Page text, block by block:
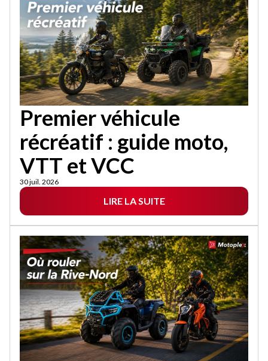
Premier véhicule
récréatif : guide moto,
VTT et VCC
30 juil. 2026
LIRE LA SUITE